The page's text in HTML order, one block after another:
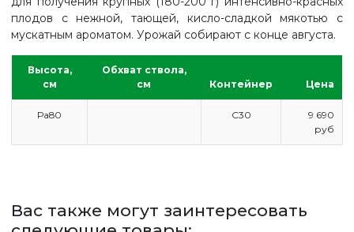
СДЕЛАТЬ ЗАКАЗ
плодов с нежной, тающей, кисло-сладкой мякотью с
мускатным ароматом. Урожай собирают с конце августа.
Высота,
см
Обхват ствола,
см
Контейнер Цена
Ра80 С30
9 690
руб
Вас также могут заинтересовать